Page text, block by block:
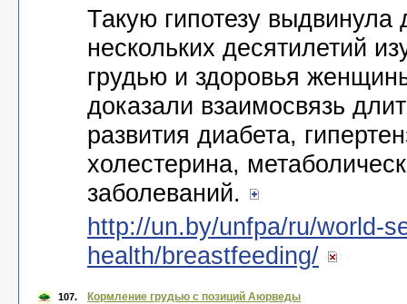
Такую гипотезу
нескольких десятилетий
грудью и здоровья
доказали взаимосвязь
развития диабета,
холестерина,
заболеваний.
http://un.by/unfpa/ru/world-
health/breastfeeding/
107. Кормление грудью с позиций Аюрведы